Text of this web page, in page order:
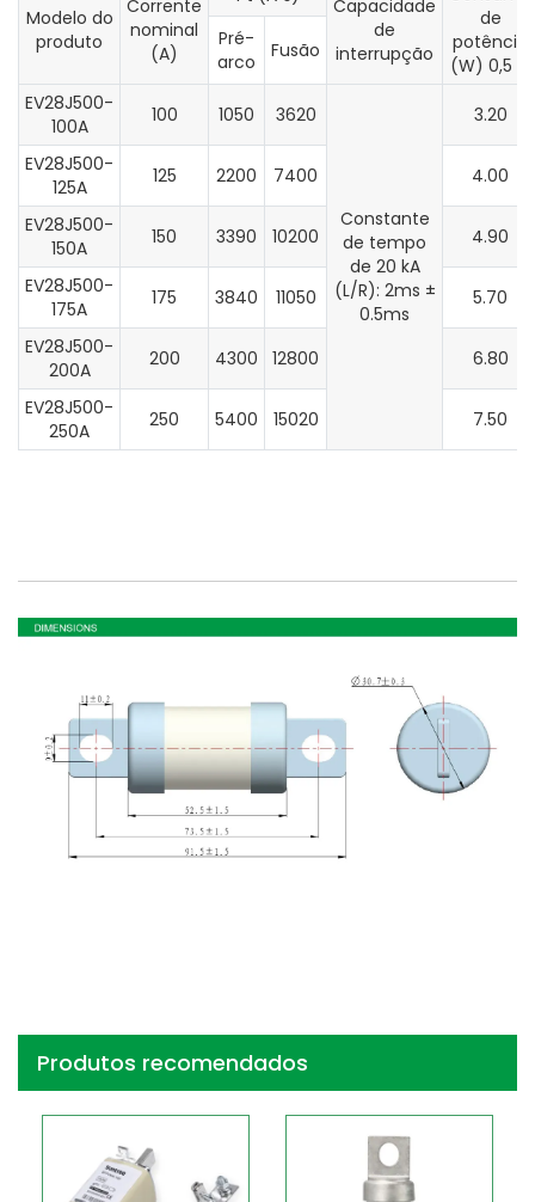
Modelo do
produto
Corrente
nominal
(A)
Capacidade
de
interrupção
de
potência
(W) 0,5 In
Pré-
arco
Fusão
EV28J500-
100A
100 1050 3620
Constante
de tempo
de 20 kA
(L/R): 2ms ±
0.5ms
3.20
EV28J500-
125A
125 2200 7400 4.00
EV28J500-
150A
150 3390 10200 4.90
EV28J500-
175A
175 3840 11050 5.70
EV28J500-
200A
200 4300 12800 6.80
EV28J500-
250A
250 5400 15020 7.50
Produtos recomendados